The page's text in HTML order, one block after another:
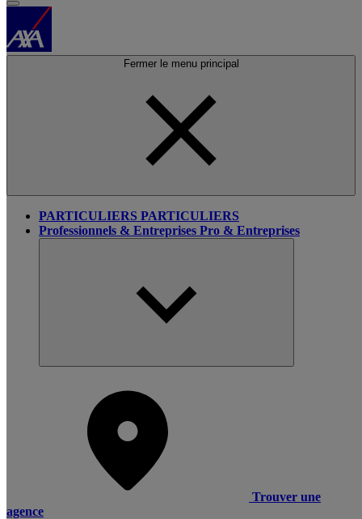
Fermer le menu principal
PARTICULIERS PARTICULIERS
Professionnels & Entreprises Pro & Entreprises
Trouver une
agence